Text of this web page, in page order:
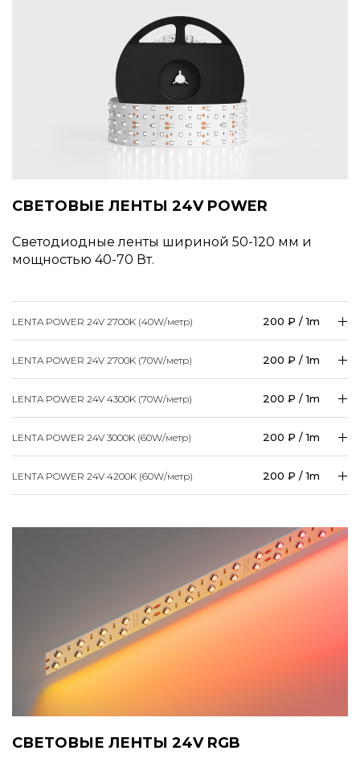
СВЕТОВЫЕ ЛЕНТЫ 24V POWER
Светодиодные ленты шириной 50-120 мм и
мощностью 40-70 Вт.
LENTA POWER 24V 2700K (40W/метр) 200 ₽ / 1m
LENTA POWER 24V 2700K (70W/метр) 200 ₽ / 1m
LENTA POWER 24V 4300K (70W/метр) 200 ₽ / 1m
LENTA POWER 24V 3000K (60W/метр) 200 ₽ / 1m
LENTA POWER 24V 4200K (60W/метр) 200 ₽ / 1m
СВЕТОВЫЕ ЛЕНТЫ 24V RGB